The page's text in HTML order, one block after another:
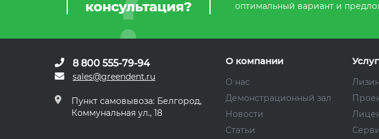
оптимальный вариант и
8 800 555-79-94
sales@greendent.ru
Пункт самовывоза: Белгород,
Коммунальная ул., 18
О компании
О нас
Демонстрационный зал
Новости
Статьи